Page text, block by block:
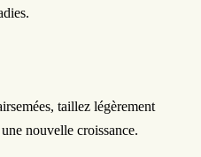
taillez légèrement
nouvelle croissance.